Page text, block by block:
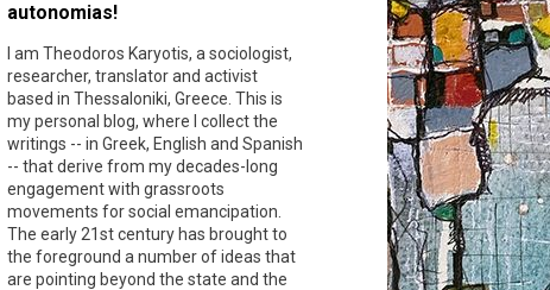
autonomias!
I am Theodoros Karyotis, a sociologist,
researcher, translator and activist
based in Thessaloniki, Greece. This is
my personal blog, where I collect the
writings -- in Greek, English and Spanish
-- that derive from my decades-long
engagement with grassroots
movements for social emancipation.
The early 21st century has brought to
the foreground a number of ideas that
are pointing beyond the state and the